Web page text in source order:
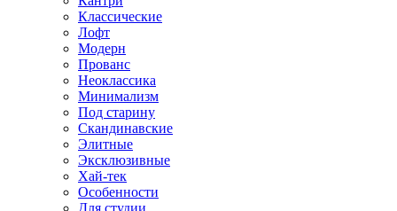
Классические
Лофт
Модерн
Прованс
Неоклассика
Минимализм
Под старину
Скандинавские
Элитные
Эксклюзивные
Хай-тек
Особенности
Для студии